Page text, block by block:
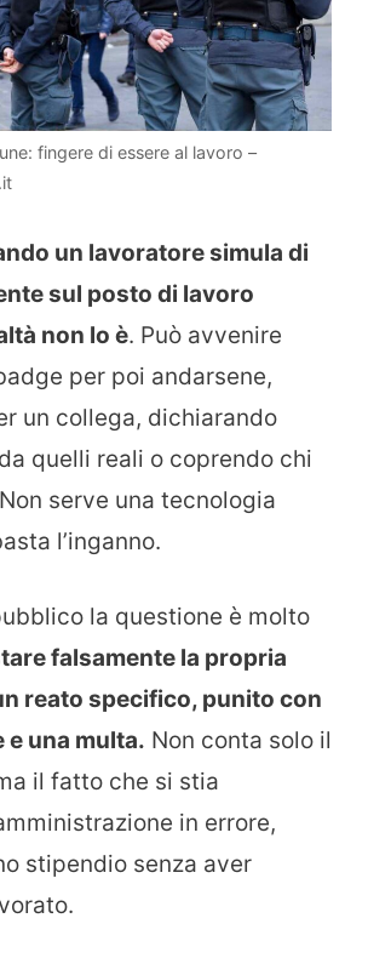
fingere di essere al lavoro –
un lavoratore simula di
sul posto di lavoro
non lo è. Può avvenire
per poi andarsene,
un collega, dichiarando
quelli reali o coprendo chi
serve una tecnologia
l’inganno.
la questione è molto
falsamente la propria
reato specifico, punito con
e una multa. Non conta solo il
il fatto che si stia
in errore,
stipendio senza aver